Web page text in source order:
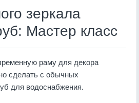
зеркала
Мастер класс
раму для декора
сделать с обычных
для водоснабжения.